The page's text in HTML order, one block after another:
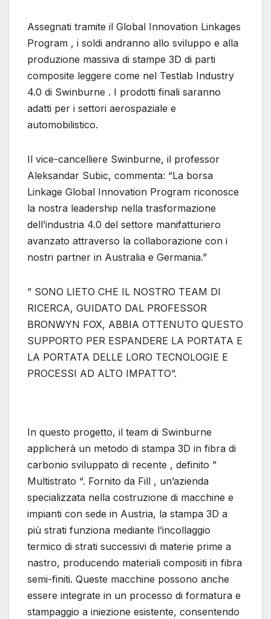
Assegnati tramite il Global Innovation Linkages
Program , i soldi andranno allo sviluppo e alla
produzione massiva di stampe 3D di parti
composite leggere come nel Testlab Industry
4.0 di Swinburne . I prodotti finali saranno
adatti per i settori aerospaziale e
automobilistico.
Il vice-cancelliere Swinburne, il professor
Aleksandar Subic, commenta: “La borsa
Linkage Global Innovation Program riconosce
la nostra leadership nella trasformazione
dell’industria 4.0 del settore manifatturiero
avanzato attraverso la collaborazione con i
nostri partner in Australia e Germania.”
” SONO LIETO CHE IL NOSTRO TEAM DI
RICERCA, GUIDATO DAL PROFESSOR
BRONWYN FOX, ABBIA OTTENUTO QUESTO
SUPPORTO PER ESPANDERE LA PORTATA E
LA PORTATA DELLE LORO TECNOLOGIE E
PROCESSI AD ALTO IMPATTO”.
In questo progetto, il team di Swinburne
applicherà un metodo di stampa 3D in fibra di
carbonio sviluppato di recente , definito ”
Multistrato “. Fornito da Fill , un’azienda
specializzata nella costruzione di macchine e
impianti con sede in Austria, la stampa 3D a
più strati funziona mediante l’incollaggio
termico di strati successivi di materie prime a
nastro, producendo materiali compositi in fibra
semi-finiti. Queste macchine possono anche
essere integrate in un processo di formatura e
stampaggio a iniezione esistente, consentendo